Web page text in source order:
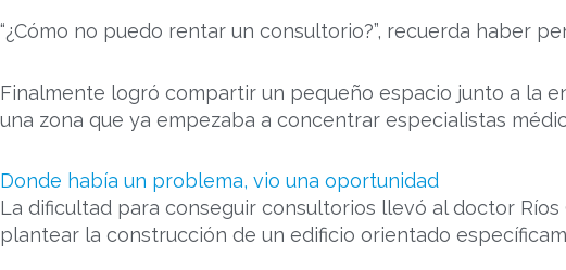
“¿Cómo no puedo rentar un consultorio?”, recuerda haber
Finalmente logró compartir un pequeño espacio junto a la
una zona que ya empezaba a concentrar especialistas
Donde había un problema, vio una oportunidad
La dificultad para conseguir consultorios llevó al doctor
plantear la construcción de un edificio orientado